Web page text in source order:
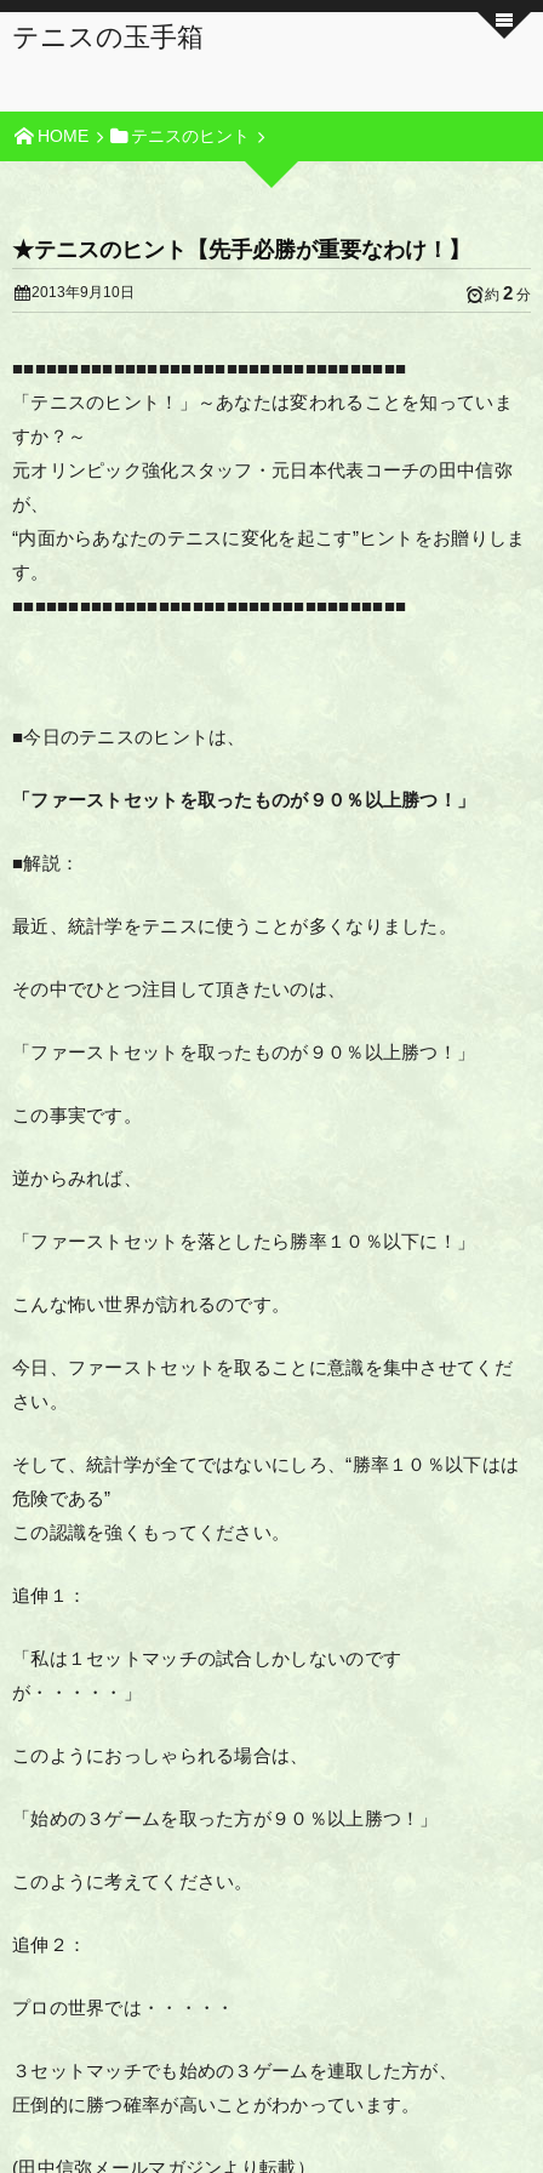
テニスの玉手箱
HOME テニスのヒント
★テニスのヒント【先手必勝が重要なわけ！】
2013年9月10日 約 2 分
■■■■■■■■■■■■■■■■■■■■■■■■■■■■■■■■■■■
「テニスのヒント！」～あなたは変われることを知っていま
すか？～
元オリンピック強化スタッフ・元日本代表コーチの田中信弥
が、
“内面からあなたのテニスに変化を起こす”ヒントをお贈りしま
す。
■■■■■■■■■■■■■■■■■■■■■■■■■■■■■■■■■■■
■今日のテニスのヒントは、
「ファーストセットを取ったものが９０％以上勝つ！」
■解説：
最近、統計学をテニスに使うことが多くなりました。
その中でひとつ注目して頂きたいのは、
「ファーストセットを取ったものが９０％以上勝つ！」
この事実です。
逆からみれば、
「ファーストセットを落としたら勝率１０％以下に！」
こんな怖い世界が訪れるのです。
今日、ファーストセットを取ることに意識を集中させてくだ
さい。
そして、統計学が全てではないにしろ、“勝率１０％以下はは
危険である”
この認識を強くもってください。
追伸１：
「私は１セットマッチの試合しかしないのです
が・・・・・」
このようにおっしゃられる場合は、
「始めの３ゲームを取った方が９０％以上勝つ！」
このように考えてください。
追伸２：
プロの世界では・・・・・
３セットマッチでも始めの３ゲームを連取した方が、
圧倒的に勝つ確率が高いことがわかっています。
(田中信弥メールマガジンより転載）